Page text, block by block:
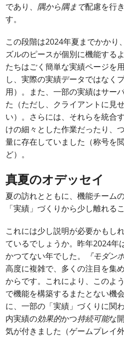
であり、 隅から隅まで配慮を行
す。
この段階は2024年夏までかかり
ズルのピースが個別に機能する
たちはごく簡単な実績ページを
し、実際の実績データではなく
用）。また、一部の実績はサー
た（ただし、クライアントに見
い）。さらには、それらを統合
けの細々とした作業だったり、
量に存在していました（称号を
ど）。
真夏のオデッセイ
夏の訪れとともに、機能チーム
「実績」づくりから少し離れる
これには少し説明が必要かもし
ているでしょうか。昨年2024年
かつてない年でした。
『モダン
高度に複雑で、多くの注目を集
からです。これにより、このよ
で機能を構築するまたとない機
に、一部の「実績」づくりに関
内実績の効果的かつ持続可能な
気が付きました（ゲームプレイ